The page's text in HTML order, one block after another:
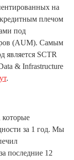
на
плечом
под
(AUM). Самым
является SCTR
& Infrastructure
.
за 1 год. Мы
последние 12